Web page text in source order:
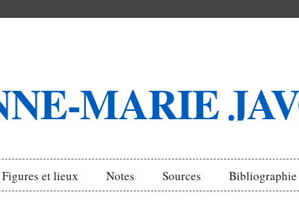
MARIE
Figures et lieux Notes Sources Bibliographie